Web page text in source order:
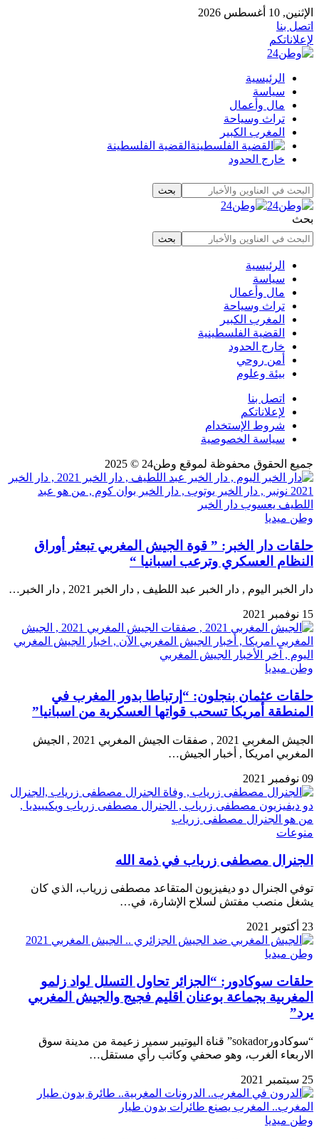
الإثنين, 10 أغسطس 2026
اتصل بنا
لإعلاناتكم
الرئيسية
سياسة
مال وأعمال
تراث وسياحة
المغرب الكبير
القضية الفلسطينة
خارج الحدود
بحث
الرئيسية
سياسة
مال وأعمال
تراث وسياحة
المغرب الكبير
القضية الفلسطينية
خارج الحدود
أمن روحي
بيئة وعلوم
اتصل بنا
لإعلاناتكم
شروط الإستخدام
سياسة الخصوصية
جميع الحقوق محفوظة لموقع وطن24 © 2025
وطن ميديا
حلقات دار الخبر: ” قوة الجيش المغربي تبعثر أوراق
النظام العسكري وترعب اسبانيا “
دار الخبر اليوم , دار الخبر عبد اللطيف , دار الخبر 2021 , دار الخبر…
15 نوفمبر 2021
وطن ميديا
حلقات عثمان بنجلون: “إرتباطا بدور المغرب في
المنطقة أمريكا تسحب قواتها العسكرية من اسبانيا”
الجيش المغربي 2021 , صفقات الجيش المغربي 2021 , الجيش
المغربي امريكا , أخبار الجيش…
09 نوفمبر 2021
منوعات
الجنرال مصطفى زرياب في ذمة الله
توفي الجنرال دو ديفيزيون المتقاعد مصطفى زرياب، الذي كان
يشغل منصب مفتش لسلاح الإشارة، في…
23 أكتوبر 2021
وطن ميديا
حلقات سوكادور: “الجزائر تحاول التسلل لواد زلمو
المغربية بجماعة بوعنان اقليم فجيج والجيش المغربي
يرد”
“سوكادورsokador” قناة اليوتيبر سمير زعيمة من مدينة سوق
الاربعاء الغرب، وهو صحفي وكاتب رأي مستقل…
25 سبتمبر 2021
وطن ميديا